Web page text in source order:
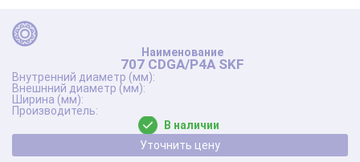
707 CDGA/P4A SKF
В наличии
Уточнить цену